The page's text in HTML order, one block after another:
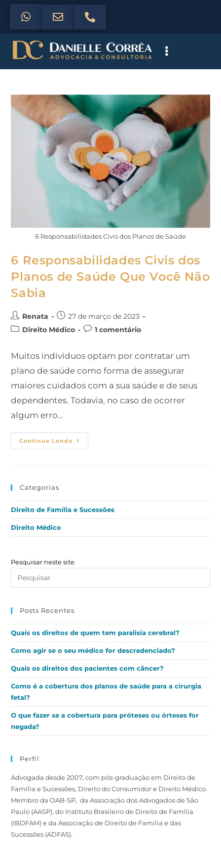
6 Responsabilidades Civis dos Planos de Saúde
6 Responsabilidades Civis dos
Planos de Saúde Que Você Não
Sabia
Renata
27 de março de 2023
Direito Médico
1 comentário
Muitos indivíduos optam por contratar um
plano de saúde como forma de assegurar
maiores cuidados com a sua saúde e de seus
dependentes. Todavia, no caso de ocorrer
algum erro…
Continue Lendo
Categorias
Direito de Família e Sucessões
Direito Médico
Pesquisar neste site
Posts Recentes
Quais os direitos de quem tem paralisia cerebral?
Como agir se o seu médico for descredenciado?
Quais os direitos dos pacientes com câncer?
Como é a cobertura dos planos de saúde para a cirurgia
fetal?
O que fazer se a cobertura para próteses ou órteses for
negada?
Perfil
Advogada desde 2007, com pós-graduação em Direito de
Família e Sucessões, Direito do Consumidor e Direito Médico.
Membro da OAB-SP, da Associação dos Advogados de São
Paulo (AASP), do Instituto Brasileiro de Direito de Família
(IBDFAM) e da Associação de Direito de Família e das
Sucessões (ADFAS).